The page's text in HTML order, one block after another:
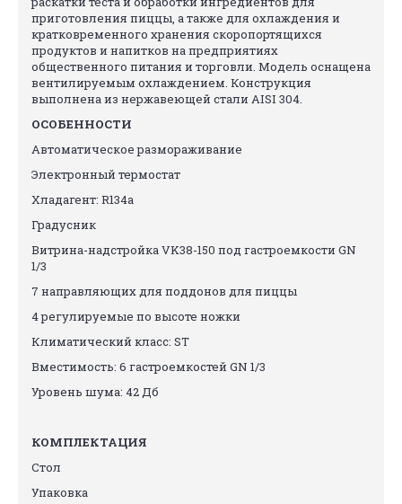
приготовления пиццы, а также для охлаждения и
кратковременного хранения скоропортящихся
продуктов и напитков на предприятиях
общественного питания и торговли. Модель оснащена
вентилируемым охлаждением. Конструкция
выполнена из нержавеющей стали AISI 304.
ОСОБЕННОСТИ
Автоматическое размораживание
Электронный термостат
Хладагент: R134a
Градусник
Витрина-надстройка VK38-150 под гастроемкости GN
1/3
7 направляющих для поддонов для пиццы
4 регулируемые по высоте ножки
Климатический класс: ST
Вместимость: 6 гастроемкостей GN 1/3
Уровень шума: 42 Дб
КОМПЛЕКТАЦИЯ
Стол
Упаковка